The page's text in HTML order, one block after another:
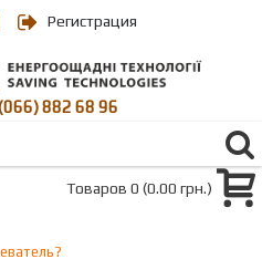
Регистрация
882 68 96
Товаров 0 (0.00 грн.)